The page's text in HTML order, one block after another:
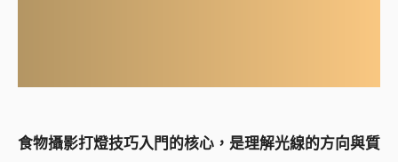
食物攝影打燈技巧入門的核心，是理解光線的方向與質